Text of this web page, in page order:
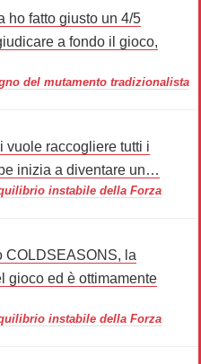
ho fatto giusto un 4/5
a fondo il gioco,
del mutamento tradizionalista
vuole raccogliere tutti i
inizia a diventare un…
instabile della Forza
COLDSEASONS, la
gioco ed è ottimamente
instabile della Forza